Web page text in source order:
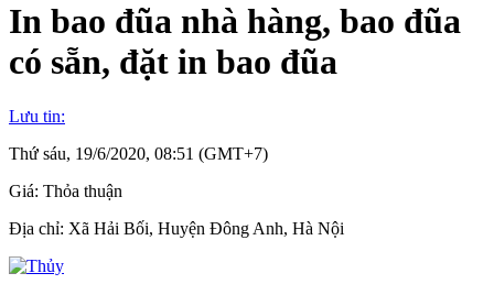
In bao đũa nhà hàng, bao đũa
có sẵn, đặt in bao đũa
Lưu tin:
Thứ sáu, 19/6/2020, 08:51 (GMT+7)
Giá: Thỏa thuận
Địa chỉ: Xã Hải Bối, Huyện Đông Anh, Hà Nội